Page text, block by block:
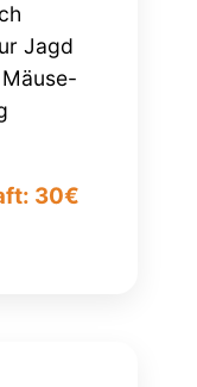
Jagd
30€